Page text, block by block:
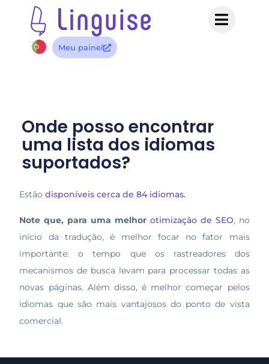
Meu painel
Onde posso encontrar
uma lista dos idiomas
suportados?
Estãodisponíveis cerca de 84 idiomas.
Note que, para uma melhor otimização de SEO, no
início da tradução, é melhor focar no fator mais
importante: o tempo que os rastreadores dos
mecanismos de busca levam para processar todas as
novas páginas. Além disso, é melhor começar pelos
idiomas que são mais vantajosos do ponto de vista
comercial.